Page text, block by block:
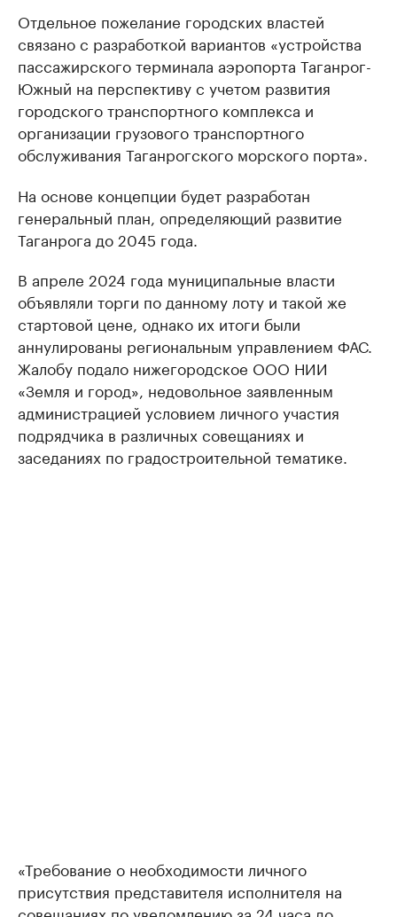
Отдельное пожелание городских властей
связано с разработкой вариантов «устройства
пассажирского терминала аэропорта Таганрог-
Южный на перспективу с учетом развития
городского транспортного комплекса и
организации грузового транспортного
обслуживания Таганрогского морского порта».
На основе концепции будет разработан
генеральный план, определяющий развитие
Таганрога до 2045 года.
В апреле 2024 года муниципальные власти
объявляли торги по данному лоту и такой же
стартовой цене, однако их итоги были
аннулированы региональным управлением ФАС.
Жалобу подало нижегородское ООО НИИ
«Земля и город», недовольное заявленным
администрацией условием личного участия
подрядчика в различных совещаниях и
заседаниях по градостроительной тематике.
«Требование о необходимости личного
присутствия представителя исполнителя на